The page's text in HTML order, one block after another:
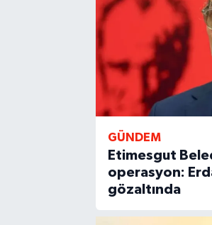
GÜNDEM
Etimesgut
operasyon:
gözaltında